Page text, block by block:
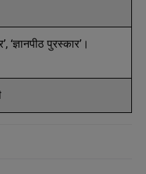
‘ज्ञानपीठ पुरस्कार’।